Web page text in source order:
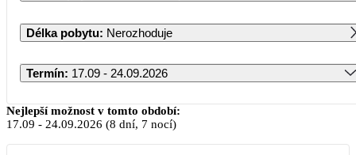
Délka pobytu: Nerozhoduje
Termín: 17.09 - 24.09.2026
Září 2026
PO ÚT ST ČT PÁ SO NE
Nejlepší možnost v tomto období:
17.09 - 24.09.2026 (8 dní, 7 nocí)